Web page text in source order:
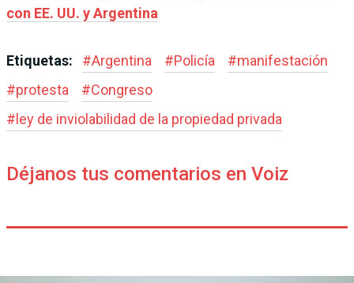
con EE. UU. y Argentina
Etiquetas: #Argentina #Policía #manifestación
#protesta #Congreso
#ley de inviolabilidad de la propiedad privada
Déjanos tus comentarios en Voiz